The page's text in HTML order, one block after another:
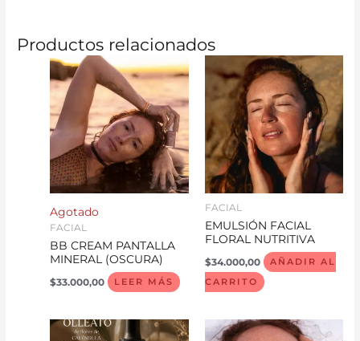
Productos relacionados
Agotado
FACIAL
BB CREAM PANTALLA
MINERAL (OSCURA)
$33.000,00 LEER MÁS
FACIAL
EMULSIÓN FACIAL
FLORAL NUTRITIVA
$34.000,00
AÑADIR AL
CARRITO